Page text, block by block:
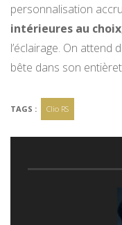
personnalisation
intérieures au choix
l’éclairage. On attend
bête dans son
TAGS : Clio RS